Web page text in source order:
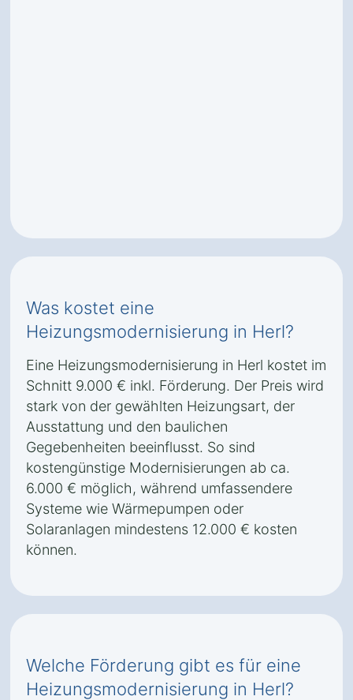
Was kostet eine
Heizungsmodernisierung in Herl?
Eine Heizungsmodernisierung in Herl kostet im
Schnitt 9.000 € inkl. Förderung. Der Preis wird
stark von der gewählten Heizungsart, der
Ausstattung und den baulichen
Gegebenheiten beeinflusst. So sind
kostengünstige Modernisierungen ab ca.
6.000 € möglich, während umfassendere
Systeme wie Wärmepumpen oder
Solaranlagen mindestens 12.000 € kosten
können.
Welche Förderung gibt es für eine
Heizungsmodernisierung in Herl?